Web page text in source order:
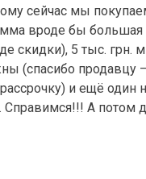
сейчас мы
вроде бы
скидки), 5 тыс. грн.
(спасибо продавцу –
и ещё один
Справимся!!! А потом